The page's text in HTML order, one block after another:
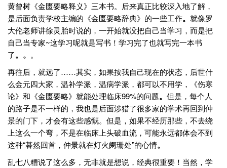
黄曾树《金匮要略释义》三本书。后来真正比较深入地了解，
是后面负责学校主编的《金匮要略辞典》的一些工作。 就像罗
大伦老师讲徐灵胎时说的，一开始就没把自己当学习，而是把
自己当专家~这学习呢就是写书！学习完了也就写完一本书
了。 。 。
再往后，就远了……其实，如果按我自己现在的状态，后世什
么金元四大家，温补学派，温病学派，都可以不用学，《伤寒
论》和《金匮要略》就能处理临床99%的问题。 但是，每个人
的路子是不一样的，我也是后面涉猎了很多家的学术再回到仲
景的门下，才会有这些感慨。但是，如果不经历那些，不去绕
上这么一个弯，不是在临床上头破血流，可能永远都体会不到
这种“暮然回首，仲景就在灯火阑珊处”的心情。
乱七八糟说了这么多，无非就是想说，经典很重要！当然，学